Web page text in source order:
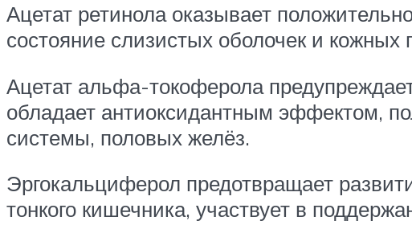
Ацетат ретинола оказывает
состояние слизистых оболочек и кожных
Ацетат альфа-токоферола
обладает антиоксидантным эффектом,
системы, половых желёз.
Эргокальциферол предотвращает
тонкого кишечника, участвует в